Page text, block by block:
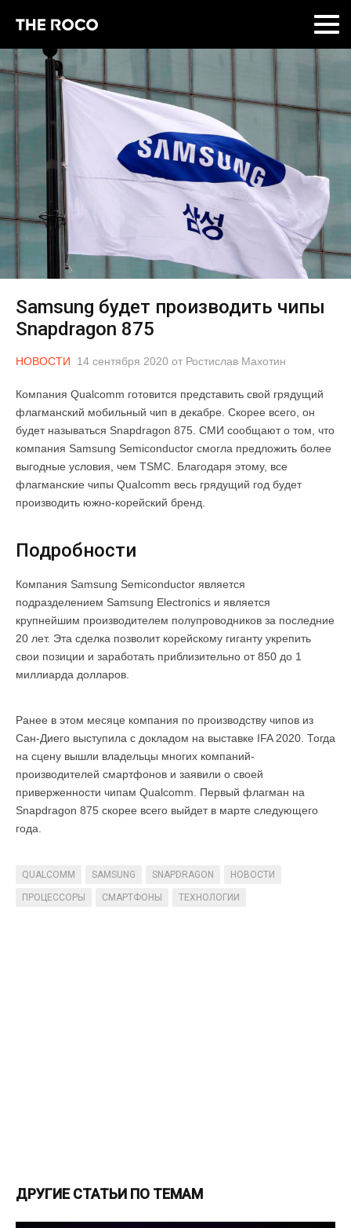
Samsung будет производить чипы
Snapdragon 875
НОВОСТИ 14 сентября 2020 от Ростислав Махотин
Компания Qualcomm готовится представить свой грядущий
флагманский мобильный чип в декабре. Скорее всего, он
будет называться Snapdragon 875. СМИ сообщают о том, что
компания Samsung Semiconductor смогла предложить более
выгодные условия, чем TSMC. Благодаря этому, все
флагманские чипы Qualcomm весь грядущий год будет
производить южно-корейский бренд.
Подробности
Компания Samsung Semiconductor является
подразделением Samsung Electronics и является
крупнейшим производителем полупроводников за последние
20 лет. Эта сделка позволит корейскому гиганту укрепить
свои позиции и заработать приблизительно от 850 до 1
миллиарда долларов.
Ранее в этом месяце компания по производству чипов из
Сан-Диего выступила с докладом на выставке IFA 2020. Тогда
на сцену вышли владельцы многих компаний-
производителей смартфонов и заявили о своей
приверженности чипам Qualcomm. Первый флагман на
Snapdragon 875 скорее всего выйдет в марте следующего
года.
QUALCOMM SAMSUNG SNAPDRAGON НОВОСТИ
ПРОЦЕССОРЫ СМАРТФОНЫ ТЕХНОЛОГИИ
ДРУГИЕ СТАТЬИ ПО ТЕМАМ